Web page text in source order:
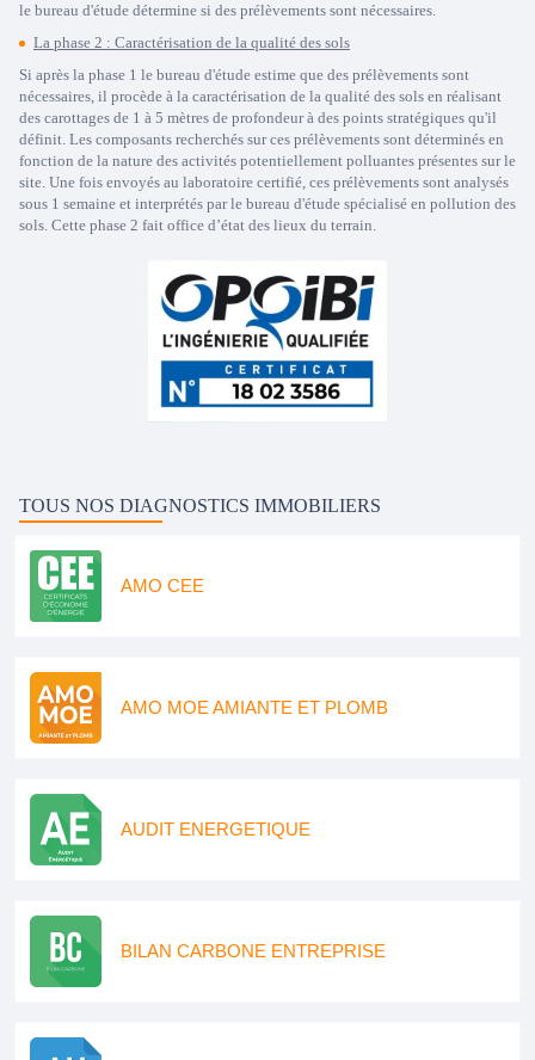
le bureau d'étude détermine si des prélèvements sont nécessaires.
La phase 2 : Caractérisation de la qualité des sols
Si après la phase 1 le bureau d'étude estime que des prélèvements sont
nécessaires, il procède à la caractérisation de la qualité des sols en réalisant
des carottages de 1 à 5 mètres de profondeur à des points stratégiques qu'il
définit. Les composants recherchés sur ces prélèvements sont déterminés en
fonction de la nature des activités potentiellement polluantes présentes sur le
site. Une fois envoyés au laboratoire certifié, ces prélèvements sont analysés
sous 1 semaine et interprétés par le bureau d'étude spécialisé en pollution des
sols. Cette phase 2 fait office d’état des lieux du terrain.
TOUS NOS DIAGNOSTICS IMMOBILIERS
AMO CEE
AMO MOE AMIANTE ET PLOMB
AUDIT ENERGETIQUE
BILAN CARBONE ENTREPRISE